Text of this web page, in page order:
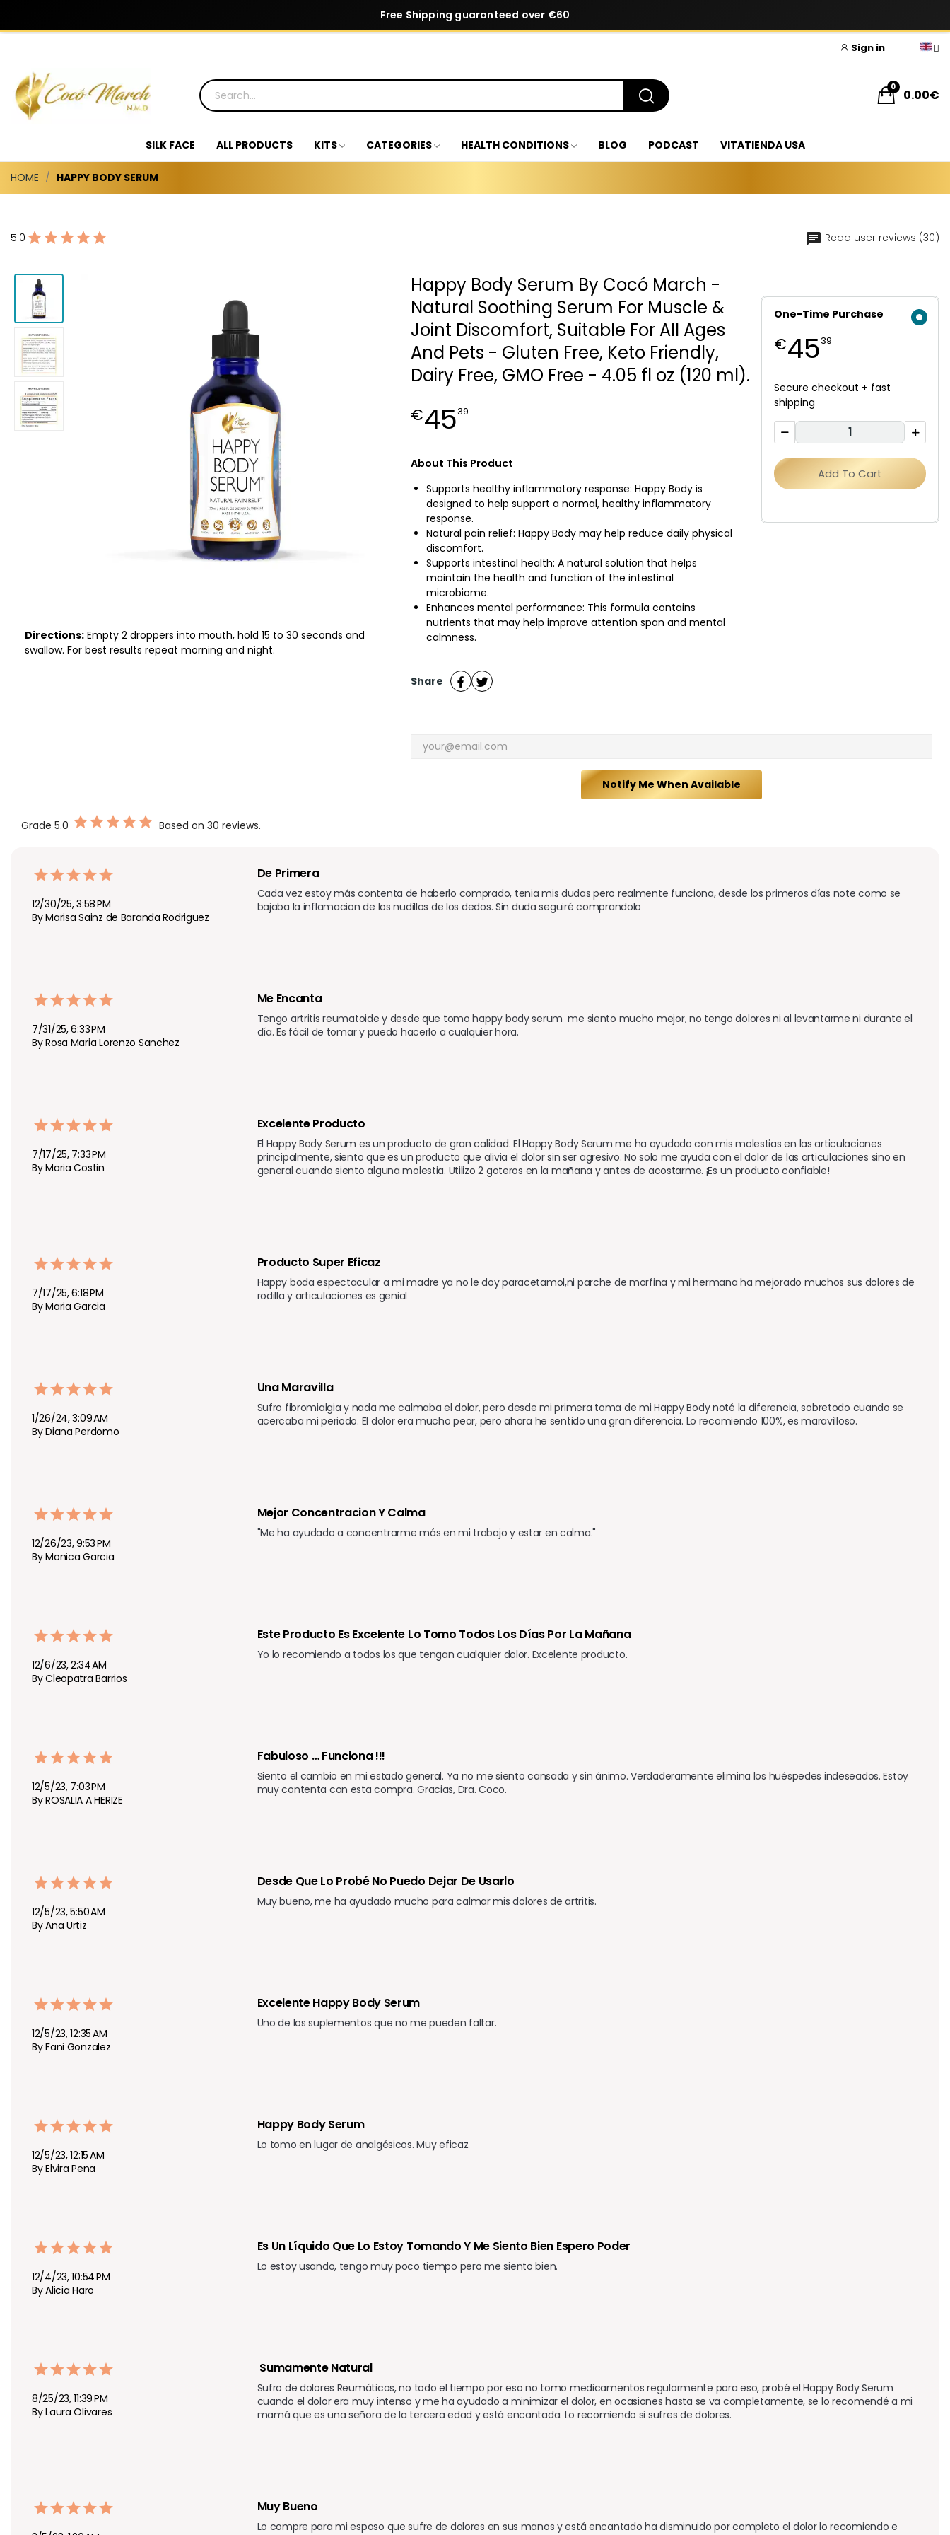
Free Shipping guaranteed over €60
Sign in
0.00€
0
SILK FACE ALL PRODUCTS KITS CATEGORIES HEALTH CONDITIONS BLOG PODCAST VITATIENDA USA
HOME HAPPY BODY SERUM
5.0 Read user reviews (30)
Directions: Empty 2 droppers into mouth, hold 15 to 30 seconds and
swallow. For best results repeat morning and night.
Happy Body Serum By Cocó March -
Natural Soothing Serum For Muscle &
Joint Discomfort, Suitable For All Ages
And Pets - Gluten Free, Keto Friendly,
Dairy Free, GMO Free - 4.05 fl oz (120 ml).
€4539
About This Product
Supports healthy inflammatory response: Happy Body is
designed to help support a normal, healthy inflammatory
response.
Natural pain relief: Happy Body may help reduce daily physical
discomfort.
Supports intestinal health: A natural solution that helps
maintain the health and function of the intestinal
microbiome.
Enhances mental performance: This formula contains
nutrients that may help improve attention span and mental
calmness.
One-Time Purchase
€4539
Secure checkout + fast
shipping
Add To Cart
Share
Notify Me When Available
Grade 5.0 Based on 30 reviews.
12/30/25, 3:58 PM
By Marisa Sainz de Baranda Rodriguez
De Primera
Cada vez estoy más contenta de haberlo comprado, tenia mis dudas pero realmente funciona, desde los primeros días note como se
bajaba la inflamacion de los nudillos de los dedos. Sin duda seguiré comprandolo
7/31/25, 6:33 PM
By Rosa Maria Lorenzo Sanchez
Me Encanta
Tengo artritis reumatoide y desde que tomo happy body serum  me siento mucho mejor, no tengo dolores ni al levantarme ni durante el
día. Es fácil de tomar y puedo hacerlo a cualquier hora.
7/17/25, 7:33 PM
By Maria Costin
Excelente Producto
El Happy Body Serum es un producto de gran calidad. El Happy Body Serum me ha ayudado con mis molestias en las articulaciones
principalmente, siento que es un producto que alivia el dolor sin ser agresivo. No solo me ayuda con el dolor de las articulaciones sino en
general cuando siento alguna molestia. Utilizo 2 goteros en la mañana y antes de acostarme. ¡Es un producto confiable!
7/17/25, 6:18 PM
By Maria Garcia
Producto Super Eficaz
Happy boda espectacular a mi madre ya no le doy paracetamol,ni parche de morfina y mi hermana ha mejorado muchos sus dolores de
rodilla y articulaciones es genial
1/26/24, 3:09 AM
By Diana Perdomo
Una Maravilla
Sufro fibromialgia y nada me calmaba el dolor, pero desde mi primera toma de mi Happy Body noté la diferencia, sobretodo cuando se
acercaba mi periodo. El dolor era mucho peor, pero ahora he sentido una gran diferencia. Lo recomiendo 100%, es maravilloso.
12/26/23, 9:53 PM
By Monica Garcia
Mejor Concentracion Y Calma
"Me ha ayudado a concentrarme más en mi trabajo y estar en calma."
12/6/23, 2:34 AM
By Cleopatra Barrios
Este Producto Es Excelente Lo Tomo Todos Los Días Por La Mañana
Yo lo recomiendo a todos los que tengan cualquier dolor. Excelente producto.
12/5/23, 7:03 PM
By ROSALIA A HERIZE
Fabuloso … Funciona !!!
Siento el cambio en mi estado general. Ya no me siento cansada y sin ánimo. Verdaderamente elimina los huéspedes indeseados. Estoy
muy contenta con esta compra. Gracias, Dra. Coco.
12/5/23, 5:50 AM
By Ana Urtiz
Desde Que Lo Probé No Puedo Dejar De Usarlo
Muy bueno, me ha ayudado mucho para calmar mis dolores de artritis.
12/5/23, 12:35 AM
By Fani Gonzalez
Excelente Happy Body Serum
Uno de los suplementos que no me pueden faltar.
12/5/23, 12:15 AM
By Elvira Pena
Happy Body Serum
Lo tomo en lugar de analgésicos. Muy eficaz.
12/4/23, 10:54 PM
By Alicia Haro
Es Un Líquido Que Lo Estoy Tomando Y Me Siento Bien Espero Poder
Lo estoy usando, tengo muy poco tiempo pero me siento bien.
8/25/23, 11:39 PM
By Laura Olivares
Sumamente Natural
Sufro de dolores Reumáticos, no todo el tiempo por eso no tomo medicamentos regularmente para eso, probé el Happy Body Serum
cuando el dolor era muy intenso y me ha ayudado a minimizar el dolor, en ocasiones hasta se va completamente, se lo recomendé a mi
mamá que es una señora de la tercera edad y está encantada. Lo recomiendo si sufres de dolores.
Muy Bueno
Lo compre para mi esposo que sufre de dolores en sus manos y está encantado ha disminuido por completo el dolor lo recomiendo e